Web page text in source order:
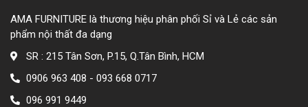
AMA FURNITURE là thương hiệu phân phối Sỉ và Lẻ các sản
phẩm nội thất đa dạng
SR : 215 Tân Sơn, P.15, Q.Tân Bình, HCM
0906 963 408 - 093 668 0717
096 991 9449